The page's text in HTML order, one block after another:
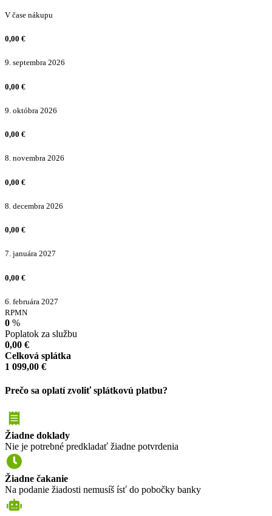
V čase nákupu
0,00 €
9. septembra 2026
0,00 €
9. októbra 2026
0,00 €
8. novembra 2026
0,00 €
8. decembra 2026
0,00 €
7. januára 2027
0,00 €
6. februára 2027
RPMN
0 %
Poplatok za službu
0,00 €
Celková splátka
1 099,00 €
Prečo sa oplatí zvoliť splátkovú platbu?
Žiadne doklady
Nie je potrebné predkladať žiadne potvrdenia
Žiadne čakanie
Na podanie žiadosti nemusíš ísť do pobočky banky